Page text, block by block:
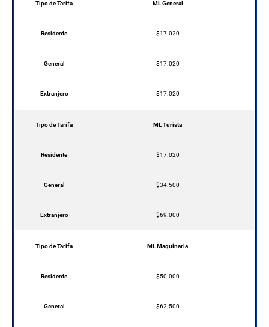
Tipo de Tarifa ML General
Residente $17.020
General $17.020
Extranjero $17.020
Tipo de Tarifa ML Turista
Residente $17.020
General $34.500
Extranjero $69.000
Tipo de Tarifa ML Maquinaria
Residente $50.000
General $62.500